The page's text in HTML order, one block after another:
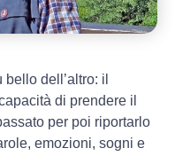
dell’altro: il
di prendere il
per poi riportarlo
emozioni, sogni e